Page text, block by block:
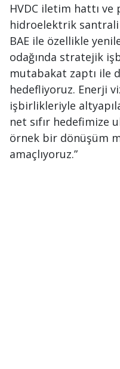
HVDC iletim hattı ve
hidroelektrik santrali
BAE ile özellikle
odağında stratejik
mutabakat zaptı ile
hedefliyoruz. Enerji
işbirlikleriyle
net sıfır hedefimize
örnek bir dönüşüm
amaçlıyoruz.”